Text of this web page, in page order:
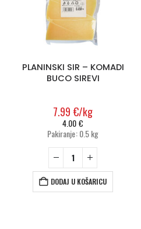
PLANINSKI SIR – KOMADI
BUCO SIREVI
7.99 €/kg
4.00€
Pakiranje: 0.5 kg
DODAJ U KOŠARICU